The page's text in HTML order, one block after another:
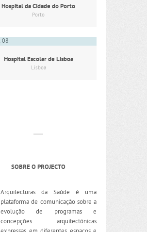
Hospital da Cidade do Porto
Porto
Hospital Escolar de Lisboa
Lisboa
SOBRE O PROJECTO
Arquitecturas da Saúde é uma
plataforma de comunicação sobre a
evolução de programas e
concepções arquitectónicas